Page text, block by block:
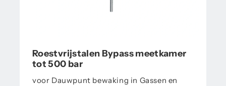
Roestvrijstalen Bypass meetkamer
tot 500 bar
voor Dauwpunt bewaking in Gassen en